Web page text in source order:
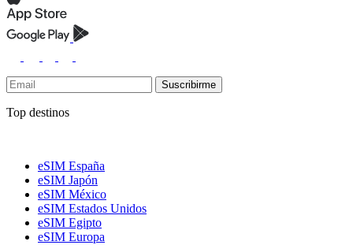
Suscribirme
Top destinos
eSIM España
eSIM Japón
eSIM México
eSIM Estados Unidos
eSIM Egipto
eSIM Europa